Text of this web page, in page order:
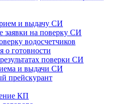
и выдачу СИ
заявки на поверку СИ
водосчетчиков
о готовности
поверки СИ
и выдачи СИ
прейскурант
КП